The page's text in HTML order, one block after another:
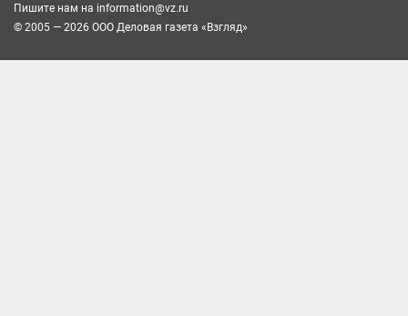
Пишите нам на information@vz.ru
© 2005 — 2026 ООО Деловая газета «Взгляд»